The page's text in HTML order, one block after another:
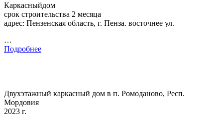
Каркасныйдом
срок строительства 2 месяца
адрес: Пензенская область, г. Пенза. восточнее ул.
…
Подробнее
Двухэтажный каркасный дом в п. Ромоданово, Респ.
Мордовия
2023 г.